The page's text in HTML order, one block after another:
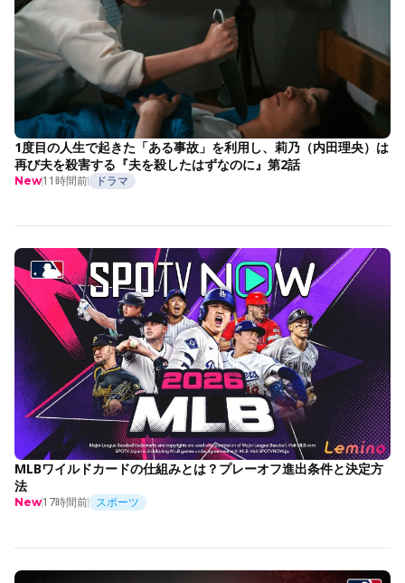
1度目の人生で起きた「ある事故」を利用し、莉乃（内田理央）は
再び夫を殺害する『夫を殺したはずなのに』第2話
New11時間前 ドラマ
MLBワイルドカードの仕組みとは？プレーオフ進出条件と決定方
法
New17時間前 スポーツ